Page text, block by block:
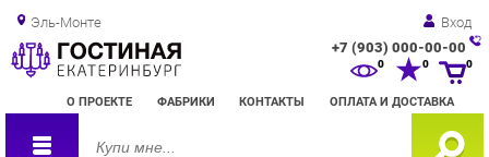
Эль-Монте Вход
+7 (903) 000-00-00
О ПРОЕКТЕ ФАБРИКИ КОНТАКТЫ ОПЛАТА И ДОСТАВКА
0 0